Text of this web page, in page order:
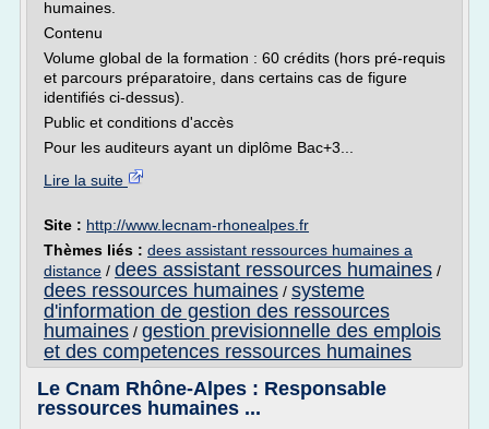
humaines.
Contenu
Volume global de la formation : 60 crédits (hors pré-requis
et parcours préparatoire, dans certains cas de figure
identifiés ci-dessus).
Public et conditions d'accès
Pour les auditeurs ayant un diplôme Bac+3...
Lire la suite
Site : http://www.lecnam-rhonealpes.fr
Thèmes liés : dees assistant ressources humaines a
distance / dees assistant ressources humaines /
dees ressources humaines / systeme
d'information de gestion des ressources
humaines / gestion previsionnelle des emplois
et des competences ressources humaines
Le Cnam Rhône-Alpes : Responsable
ressources humaines ...